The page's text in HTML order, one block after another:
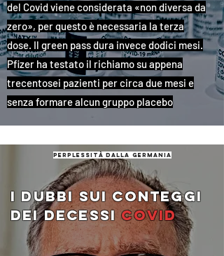
del Covid viene considerata «non diversa da
zero», per questo è necessaria la terza
dose. Il green pass dura invece dodici mesi.
Pfizer ha testato il richiamo su appena
trecentosei pazienti per circa due mesi e
senza formare alcun gruppo placebo
perplessità dalla germania
i dubbi sui conteggi
dei decessicovid